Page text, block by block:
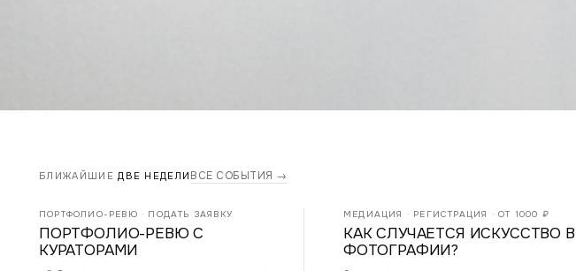
БЛИЖАЙШИЕДВЕ НЕДЕЛИ ВСЕ СОБЫТИЯ →
ПОРТФОЛИО-РЕВЮ · ПОДАТЬ ЗАЯВКУ
ПОРТФОЛИО-РЕВЮ С
КУРАТОРАМИ
МЕДИАЦИЯ · РЕГИСТРАЦИЯ · ОТ 1000 ₽
КАК СЛУЧАЕТСЯ ИСКУССТВО В
ФОТОГРАФИИ?